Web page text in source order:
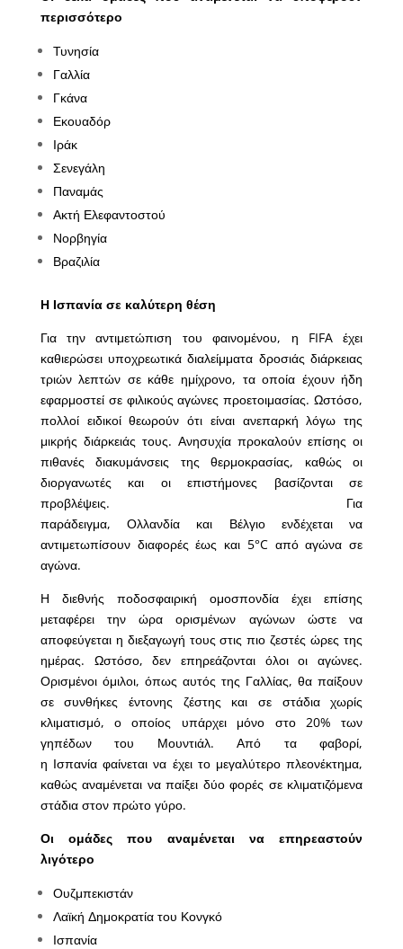
περισσότερο
Τυνησία
Γαλλία
Γκάνα
Εκουαδόρ
Ιράκ
Σενεγάλη
Παναμάς
Ακτή Ελεφαντοστού
Νορβηγία
Βραζιλία
Η Ισπανία σε καλύτερη θέση
Για την αντιμετώπιση του φαινομένου, η FIFA έχει
καθιερώσει υποχρεωτικά διαλείμματα δροσιάς διάρκειας
τριών λεπτών σε κάθε ημίχρονο, τα οποία έχουν ήδη
εφαρμοστεί σε φιλικούς αγώνες προετοιμασίας. Ωστόσο,
πολλοί ειδικοί θεωρούν ότι είναι ανεπαρκή λόγω της
μικρής διάρκειάς τους. Ανησυχία προκαλούν επίσης οι
πιθανές διακυμάνσεις της θερμοκρασίας, καθώς οι
διοργανωτές και οι επιστήμονες βασίζονται σε
προβλέψεις. Για
παράδειγμα, Ολλανδία και Βέλγιο ενδέχεται να
αντιμετωπίσουν διαφορές έως και 5°C από αγώνα σε
αγώνα.
Η διεθνής ποδοσφαιρική ομοσπονδία έχει επίσης
μεταφέρει την ώρα ορισμένων αγώνων ώστε να
αποφεύγεται η διεξαγωγή τους στις πιο ζεστές ώρες της
ημέρας. Ωστόσο, δεν επηρεάζονται όλοι οι αγώνες.
Ορισμένοι όμιλοι, όπως αυτός της Γαλλίας, θα παίξουν
σε συνθήκες έντονης ζέστης και σε στάδια χωρίς
κλιματισμό, ο οποίος υπάρχει μόνο στο 20% των
γηπέδων του Μουντιάλ. Από τα φαβορί,
η Ισπανία φαίνεται να έχει το μεγαλύτερο πλεονέκτημα,
καθώς αναμένεται να παίξει δύο φορές σε κλιματιζόμενα
στάδια στον πρώτο γύρο.
Οι ομάδες που αναμένεται να επηρεαστούν
λιγότερο
Ουζμπεκιστάν
Λαϊκή Δημοκρατία του Κονγκό
Ισπανία